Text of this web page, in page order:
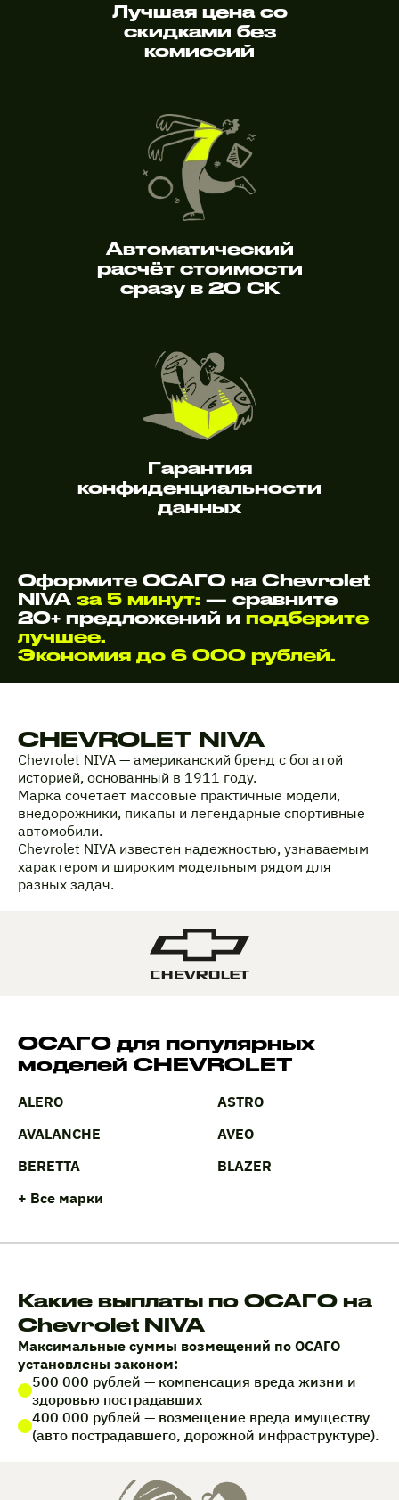
Лучшая цена со
скидками без
комиссий
Автоматический
расчёт стоимости
сразу в 20 СК
Гарантия
конфиденциальности
данных
Оформите ОСАГО на Chevrolet
NIVA за 5 минут: — сравните
20+ предложений и подберите
лучшее.
Экономия до 6 000 рублей.
CHEVROLET NIVA
Chevrolet NIVA — американский бренд с богатой
историей, основанный в 1911 году.
Марка сочетает массовые практичные модели,
внедорожники, пикапы и легендарные спортивные
автомобили.
Chevrolet NIVA известен надежностью, узнаваемым
характером и широким модельным рядом для
разных задач.
ОСАГО для популярных
моделей CHEVROLET
ALERO
ASTRO
AVALANCHE
AVEO
BERETTA
BLAZER
+ Все марки
Какие выплаты по ОСАГО на
Chevrolet NIVA
Максимальные суммы возмещений по ОСАГО
установлены законом:
500 000 рублей — компенсация вреда жизни и
здоровью пострадавших
400 000 рублей — возмещение вреда имуществу
(авто пострадавшего, дорожной инфраструктуре).